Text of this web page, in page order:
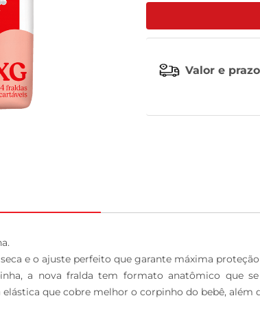
Valor e
e o ajuste perfeito que garante máxima
a nova fralda tem formato anatômico que
que cobre melhor o corpinho do bebê, além